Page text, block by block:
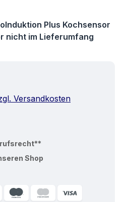
Plus Kochsensor
nicht im Lieferumfang
Versandkosten
Shop